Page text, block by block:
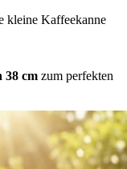
kleine Kaffeekanne
38 cm zum perfekten